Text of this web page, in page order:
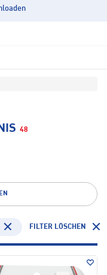
48
FILTER LÖSCHEN